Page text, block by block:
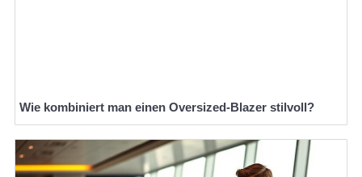
Wie kombiniert man einen Oversized-Blazer stilvoll?